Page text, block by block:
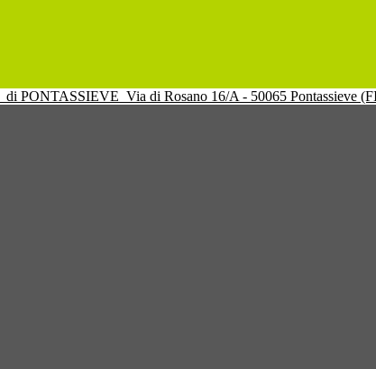
di PONTASSIEVE Via di Rosano 16/A - 50065 Pontassieve